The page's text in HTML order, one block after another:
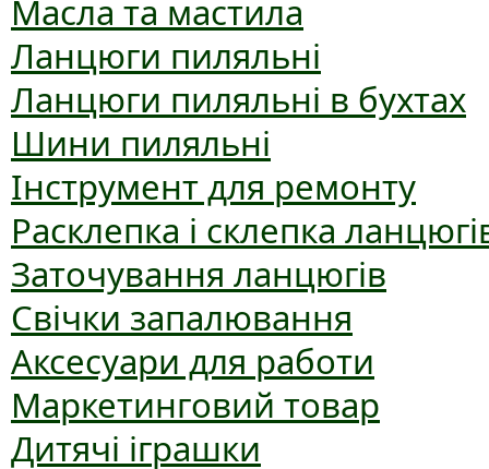
Масла та мастила
Ланцюги пиляльні
Ланцюги пиляльні в бухтах
Шини пиляльні
Інструмент для ремонту
Расклепка і склепка
Заточування ланцюгів
Свічки запалювання
Аксесуари для работи
Маркетинговий товар
Дитячі іграшки